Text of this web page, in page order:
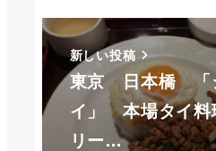
新しい投稿
東京 日本橋 「
イ」 本場タイ料
リー…